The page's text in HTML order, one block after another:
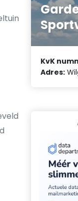
KvK
Adres: